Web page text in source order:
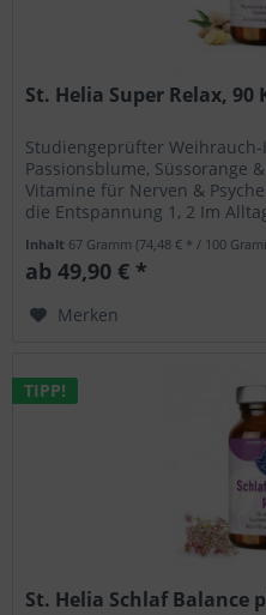
St. Helia Super Relax, 90
Studiengeprüfter
Passionsblume, Süssorange
Vitamine für Nerven &
die Entspannung 1, 2 Im
Inhalt 67 Gramm(74,48 € * / 100
ab 49,90 € *
Merken
TIPP!
St. Helia Schlaf Balance